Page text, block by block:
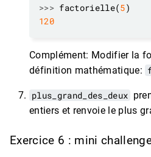
>>> factorielle(5
120
Complément: Modifier la
définition mathématique:
plus_grand_des_deux
entiers et renvoie le plus
Exercice 6 : mini